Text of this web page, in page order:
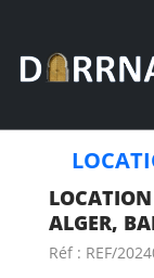
ALGER,
Réf : REF/